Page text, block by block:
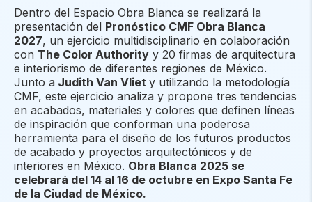
Dentro del Espacio Obra Blanca se realizará la
presentación del Pronóstico CMF Obra Blanca
2027, un ejercicio multidisciplinario en colaboración
con The Color Authority y 20 firmas de arquitectura
e interiorismo de diferentes regiones de México.
Junto a Judith Van Vliet y utilizando la metodología
CMF, este ejercicio analiza y propone tres tendencias
en acabados, materiales y colores que definen líneas
de inspiración que conforman una poderosa
herramienta para el diseño de los futuros productos
de acabado y proyectos arquitectónicos y de
interiores en México. Obra Blanca 2025 se
celebrará del 14 al 16 de octubre en Expo Santa Fe
de la Ciudad de México.